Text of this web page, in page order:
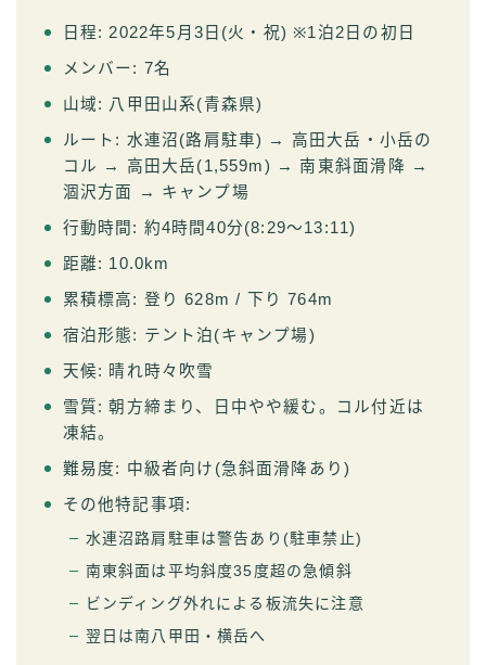
日程: 2022年5月3日(火・祝) ※1泊2日の初日
メンバー: 7名
山域: 八甲田山系(青森県)
ルート: 水連沼(路肩駐車) → 高田大岳・小岳の
コル → 高田大岳(1,559m) → 南東斜面滑降 →
涸沢方面 → キャンプ場
行動時間: 約4時間40分(8:29〜13:11)
距離: 10.0km
累積標高: 登り 628m / 下り 764m
宿泊形態: テント泊(キャンプ場)
天候: 晴れ時々吹雪
雪質: 朝方締まり、日中やや緩む。コル付近は
凍結。
難易度: 中級者向け(急斜面滑降あり)
その他特記事項:
水連沼路肩駐車は警告あり(駐車禁止)
南東斜面は平均斜度35度超の急傾斜
ビンディング外れによる板流失に注意
翌日は南八甲田・横岳へ